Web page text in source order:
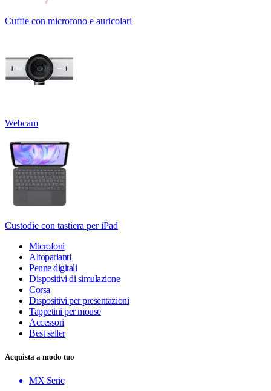
Cuffie con microfono e auricolari
Webcam
Custodie con tastiera per iPad
Microfoni
Altoparlanti
Penne digitali
Dispositivi di simulazione
Corsa
Dispositivi per presentazioni
Tappetini per mouse
Accessori
Best seller
Acquista a modo tuo
MX Serie